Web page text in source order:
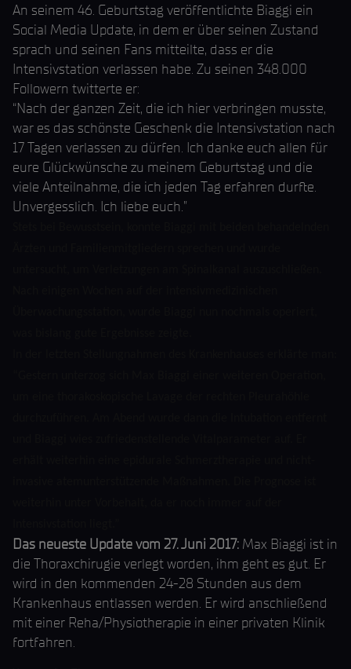
An seinem 46. Geburtstag veröffentlichte Biaggi ein
Social Media Update, in dem er über seinen Zustand
sprach und seinen Fans mitteilte, dass er die
Intensivstation verlassen habe. Zu seinen 348.000
Followern twitterte er:
“Nach der ganzen Zeit, die ich hier verbringen musste,
war es das schönste Geschenk die Intensivstation nach
17 Tagen verlassen zu dürfen. Ich danke euch allen für
eure Glückwünsche zu meinem Geburtstag und die
viele Anteilnahme, die ich jeden Tag erfahren durfte.
Unvergesslich. Ich liebe euch.”
Das neueste Update vom 27. Juni 2017: Max Biaggi ist in
die Thoraxchirugie verlegt worden, ihm geht es gut. Er
wird in den kommenden 24-28 Stunden aus dem
Krankenhaus entlassen werden. Er wird anschließend
mit einer Reha/Physiotherapie in einer privaten Klinik
fortfahren.